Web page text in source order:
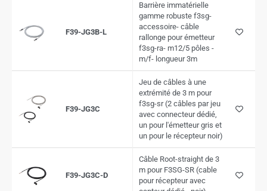
F39-JG3B-L
Barrière immatérielle
gamme robuste f3sg-
accessoire- câble
rallonge pour émetteur
f3sg-ra- m12/5 pôles -
m/f- longueur 3m
F39-JG3C
Jeu de câbles à une
extrémité de 3 m pour
f3sg-sr (2 câbles par jeu
avec connecteur dédié,
un pour l'émetteur gris et
un pour le récepteur noir)
F39-JG3C-D
Câble Root-straight de 3
m pour F3SG-SR (cable
pour récepteur avec